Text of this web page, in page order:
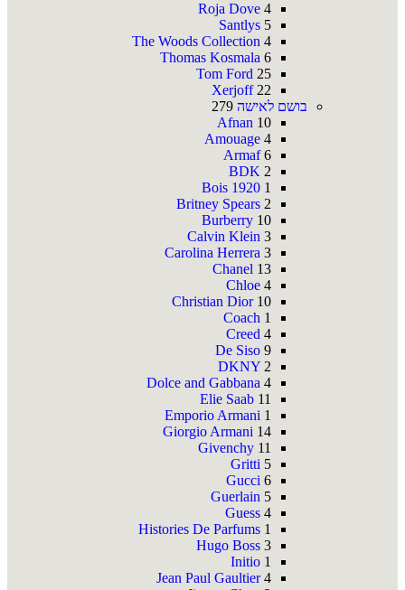
Roja Dove 4
Santlys 5
The Woods Collection 4
Thomas Kosmala 6
Tom Ford 25
Xerjoff 22
בושם לאישה 279
Afnan 10
Amouage 4
Armaf 6
BDK 2
Bois 1920 1
Britney Spears 2
Burberry 10
Calvin Klein 3
Carolina Herrera 3
Chanel 13
Chloe 4
Christian Dior 10
Coach 1
Creed 4
De Siso 9
DKNY 2
Dolce and Gabbana 4
Elie Saab 11
Emporio Armani 1
Giorgio Armani 14
Givenchy 11
Gritti 5
Gucci 6
Guerlain 5
Guess 4
Histories De Parfums 1
Hugo Boss 3
Initio 1
Jean Paul Gaultier 4